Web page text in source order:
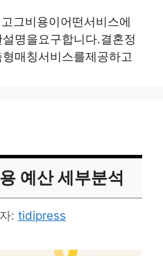
그비용이어떤서비스에
명을요구합니다.결혼정
매칭서비스를제공하고
예산 세부분석
: tidipress